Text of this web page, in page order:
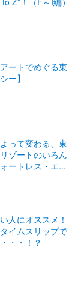
ートでめぐる東
ー】
って変わる、東
ゾートのいろん
ートレス・エ...
人にオススメ！
イムスリップで
・・！？